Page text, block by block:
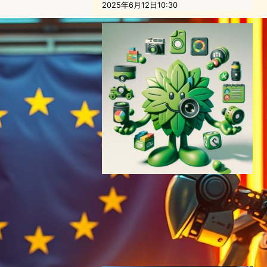
2025年6月12日10:30
時価総額300兆円の勢い！
Nvidia: 生成AI革命の先導者
へ